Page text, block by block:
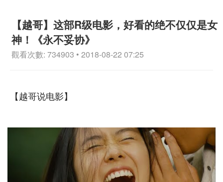
【越哥】这部R级电影，好看的绝不仅仅是女
神！《永不妥协》
觀看次數: 734903 • 2018-08-22 07:25
【越哥说电影】